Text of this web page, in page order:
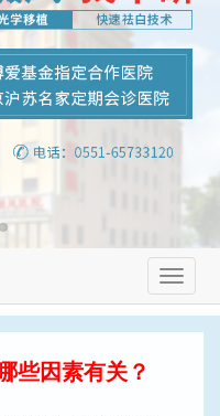
切
换
些因素有关？